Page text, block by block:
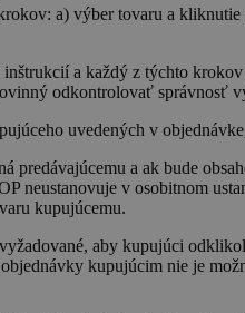
a) výber tovaru a
a každý z týchto
odkontrolovať správnosť
uvedených v
predávajúcemu a ak bude
neustanovuje v osobitnom
kupujúcemu.
aby kupujúci
kupujúcim nie je
platnosti
LLC
2 roky
Tento názov
významná
Tento súbor
náhodne
požiadavke na
Uplynutie
platnosti
Opis
koncový používateľ
používateľ vidieť pred
3 mesiace
Používa Facebook na
reálnom čase od